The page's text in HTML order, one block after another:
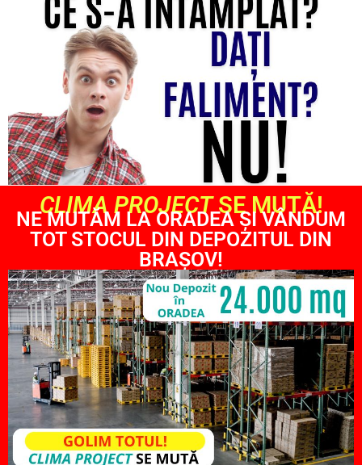
CLIMA PROJECTSE MUTĂ!
NE MUTĂM LA ORADEA ȘI VÂNDUM
TOT STOCUL DIN DEPOZITUL DIN
BRAȘOV!